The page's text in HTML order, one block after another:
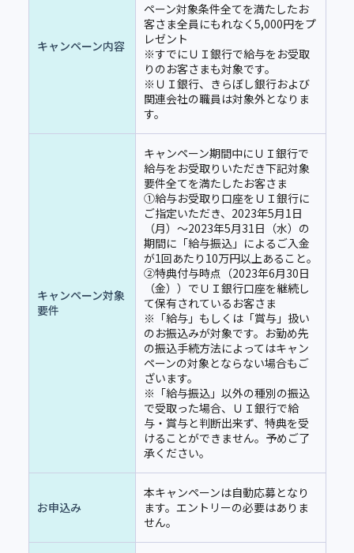
キャンペーン内容
ペーン対象条件全てを満たしたお
客さま全員にもれなく5,000円をプ
レゼント
※すでにＵＩ銀行で給与をお受取
りのお客さまも対象です。
※ＵＩ銀行、きらぼし銀行および
関連会社の職員は対象外となりま
す。
キャンペーン対象
要件
キャンペーン期間中にＵＩ銀行で
給与をお受取りいただき下記対象
要件全てを満たしたお客さま
①給与お受取り口座をＵＩ銀行に
ご指定いただき、2023年5月1日
（月）～2023年5月31日（水）の
期間に「給与振込」によるご入金
が1回あたり10万円以上あること。
②特典付与時点（2023年6月30日
（金））でＵＩ銀行口座を継続し
て保有されているお客さま
※「給与」もしくは「賞与」扱い
のお振込みが対象です。お勤め先
の振込手続方法によってはキャン
ペーンの対象とならない場合もご
ざいます。
※「給与振込」以外の種別の振込
で受取った場合、ＵＩ銀行で給
与・賞与と判断出来ず、特典を受
けることができません。予めご了
承ください。
お申込み
本キャンペーンは自動応募となり
ます。エントリーの必要はありま
せん。